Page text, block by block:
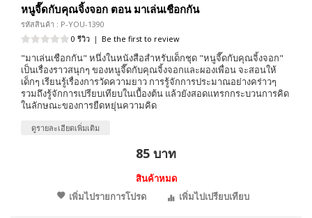
หนูจี๊ดกับคุณจิ้งจอก ตอน มาเล่นเชือกกัน
รหัสสินค้า : P-YOU-1390
0 รีวิว | Be the first to review
"มาเล่นเชือกกัน" หนึ่งในหนังสือสำหรับเด็กชุด "หนูจี๊ดกับคุณจิ้งจอก"
เป็นเรื่องราวสนุกๆ ของหนูจี๊ดกับคุณจิ้งจอกและผองเพื่อน จะสอนให้
เด็กๆ เรียนรู้เรื่องการวัดความยาว การรู้จักการประมาณอย่างคร่าวๆ
รวมถึงรู้จักการเปรียบเทียบในเบื้องต้น แล้วยังสอดแทรกกระบวนการคิด
ในลักษณะของการยืดหยุ่นความคิด
ดูรายละเอียดเพิ่มเติม
85 บาท
สินค้าหมด
เพิ่มไปรายการโปรด
เพิ่มไปเปรียบเทียบ